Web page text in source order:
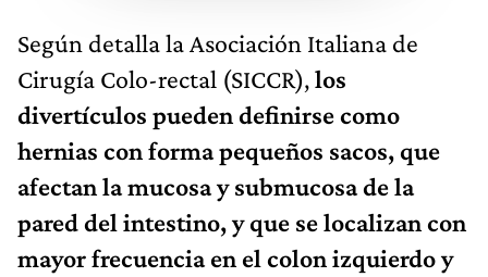
Según detalla la Asociación Italiana de
Cirugía Colo-rectal (SICCR),los
divertículos pueden definirse como
hernias con forma pequeños sacos, que
afectan la mucosa y submucosa de la
pared del intestino, y que se localizan con
mayor frecuencia en el colon izquierdo y